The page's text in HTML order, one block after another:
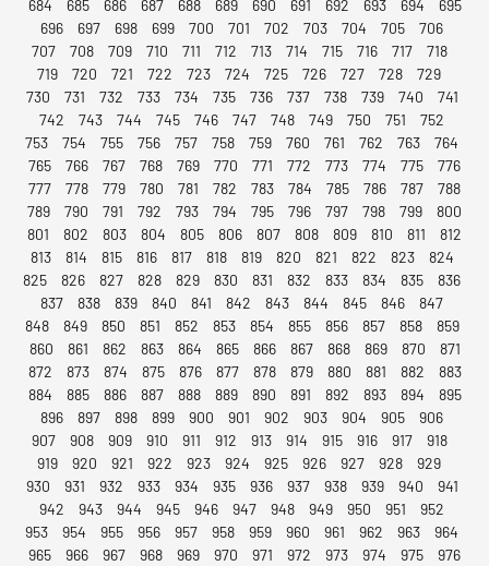
684
685 686 687 688 689 690 691 692 693 694
695
696
697 698 699 700 701 702 703 704 705
706
707
708 709 710 711 712 713 714 715 716 717
718
719
720 721 722 723 724 725 726 727 728
729
730
731 732 733 734 735 736 737 738 739 740
741
742
743 744 745 746 747 748 749 750 751
752
753
754 755 756 757 758 759 760 761 762 763
764
765
766 767 768 769 770 771 772 773 774 775
776
777
778 779 780 781 782 783 784 785 786 787
788
789
790 791 792 793 794 795 796 797 798 799
800
801
802 803 804 805 806 807 808 809 810 811
812
813
814 815 816 817 818 819 820 821 822 823
824
825
826 827 828 829 830 831 832 833 834 835
836
837
838 839 840 841 842 843 844 845 846
847
848
849 850 851 852 853 854 855 856 857 858
859
860
861 862 863 864 865 866 867 868 869 870
871
872
873 874 875 876 877 878 879 880 881 882
883
884
885 886 887 888 889 890 891 892 893 894
895
896
897 898 899 900 901 902 903 904 905
906
907
908 909 910 911 912 913 914 915 916 917
918
919
920 921 922 923 924 925 926 927 928
929
930
931 932 933 934 935 936 937 938 939 940
941
942
943 944 945 946 947 948 949 950 951
952
953
954 955 956 957 958 959 960 961 962 963
964
965
966 967 968 969 970 971 972 973 974 975
976